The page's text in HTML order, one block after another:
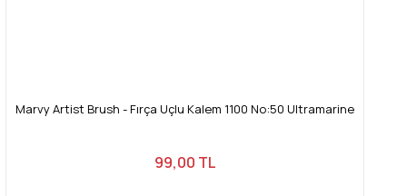
Marvy Artist Brush - Fırça Uçlu Kalem 1100 No:50 Ultramarine
99,00 TL